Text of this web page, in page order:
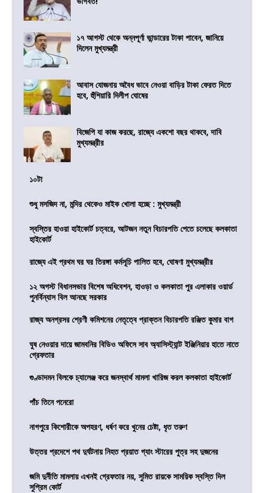
১৭ আগস্ট থেকে অন্নপূর্ণা ভান্ডারের টাকা পাবেন, জানিয়ে
দিলেন মুখ্যমন্ত্রী
আবাস যোজনায় অবৈধ ভাবে নেওয়া বাড়ির টাকা ফেরত দিতে
হবে, হুঁশিয়ারি দিলীপ ঘোষের
বিজেপি যা কাজ করছে, রাজ্যে একশো বছর থাকবে, দাবি
মুখ্যমন্ত্রীর
১০টা
শুধু মসজিদ না, মন্দির থেকেও মাইক খোলা হচ্ছে : মুখ্যমন্ত্রী
স্বস্তির হাওয়া হাইকোর্ট চত্বরে, আটজন নতুন বিচারপতি পেতে চলেছে কলকাতা
হাইকোর্ট
রাজ্যে এই প্রথম ঘর ঘর তিরঙ্গা কর্মসূচি পালিত হবে, ঘোষণা মুখ্যমন্ত্রীর
১২ অগস্ট বিধানসভার বিশেষ অধিবেশন, হাওড়া ও কলকাতা পুর এলাকার ওয়ার্ড
পুনর্বিন্যাস বিল আনছে সরকার
রাজ্য অনগ্রসর শ্রেণী কমিশনের নেতৃত্বে প্রাক্তন বিচারপতি রঞ্জিত কুমার বাগ
ঘুষ নেওয়ার দায়ে জামবনির বিডিও অফিসে সাব অ্যাসিস্ট্যান্ট ইঞ্জিনিয়ার হাতে নাতে
গ্রেফতার
গুণ্ডাদমন বিলকে চ্যালেঞ্জ করে জনস্বার্থ মামলা খারিজ করল কলকাতা হাইকোর্ট
পাঁচ তিনে পনেরো
নাগপুরে কিশোরীকে অপহরণ, ধর্ষণ করে খুনের চেষ্টা, ধৃত তরুণ
উত্তর প্রদেশে পথ দুর্ঘটনায় নিহত প্রয়াত গ্যাং স্টারের পুত্র সহ দুজনের
জমি দুর্নীতি মামলায় এখনই গ্রেফতার নয়, সুমিত রায়কে সাময়িক স্বস্তি দিল
সুপ্রিম কোর্ট